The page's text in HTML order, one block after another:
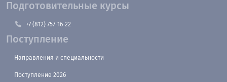
Подготовительные курсы
+7 (812) 757-16-22
Поступление
Направления и специальности
Поступление 2026